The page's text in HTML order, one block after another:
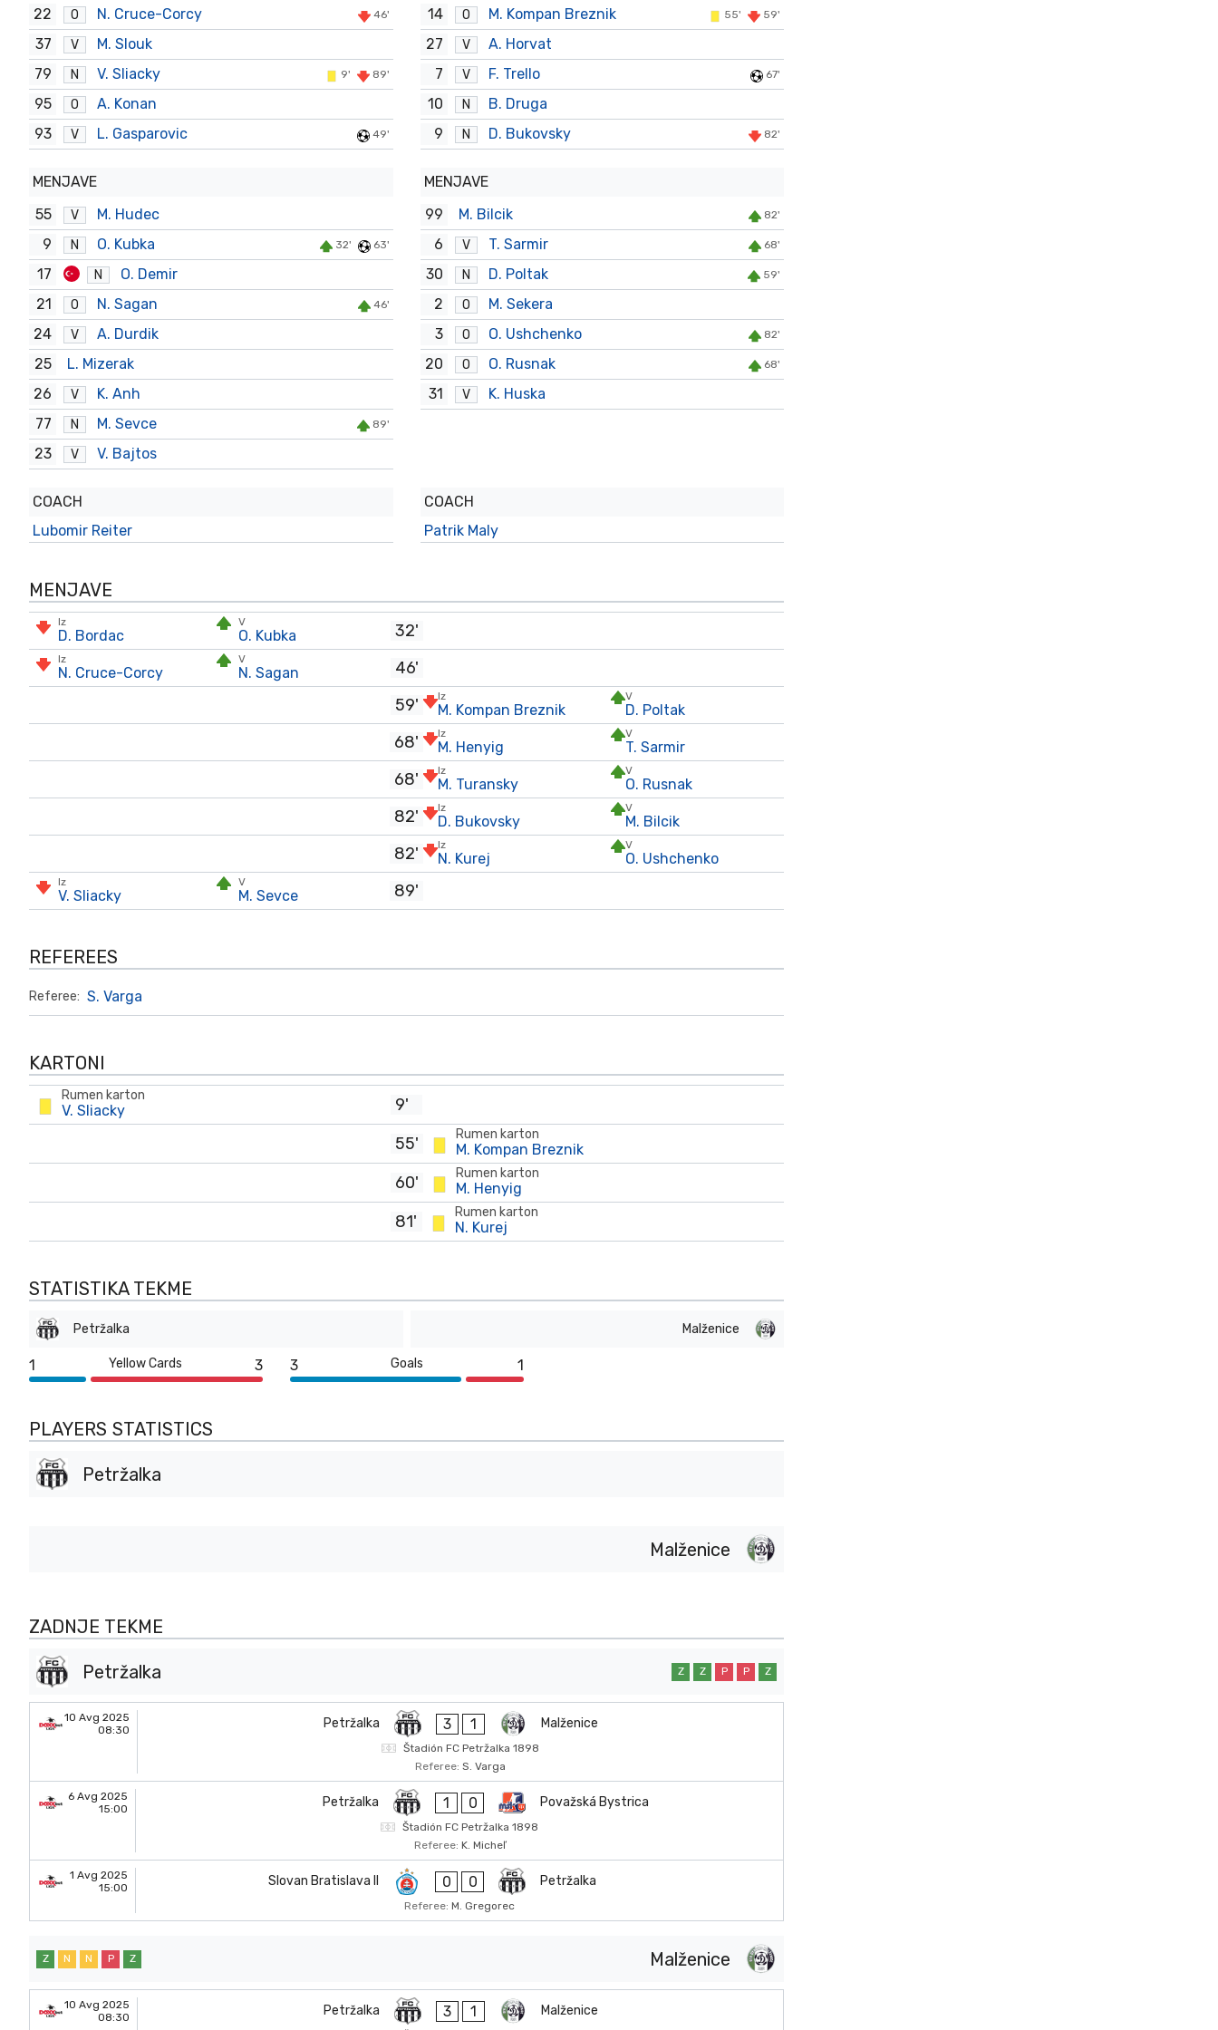
22
O N. Cruce-Corcy 46'
37 V
M. Slouk
79
N V. Sliacky 9' 89'
95 O
A. Konan
93
V L. Gasparovic 49'
MENJAVE
55
V
M. Hudec
9
N O. Kubka 32' 63'
17 N
O. Demir
21
O N. Sagan 46'
24 V
A. Durdik
25
L. Mizerak
26
V
K. Anh
77
N M. Sevce 89'
23 V V. Bajtos
COACH
Lubomir Reiter
14 O M. Kompan Breznik 55' 59'
27 V
A. Horvat
7
V F. Trello 67'
10 N
B. Druga
9
N D. Bukovsky 82'
MENJAVE
99
M. Bilcik 82'
6 V T. Sarmir 68'
30 N D. Poltak 59'
2 O
M. Sekera
3
O O. Ushchenko 82'
20 O O. Rusnak 68'
31 V K. Huska
COACH
Patrik Maly
MENJAVE
Iz
D. Bordac
V
O. Kubka 32'
Iz
N. Cruce-Corcy
V
N. Sagan
46'
59'
Iz
M. Kompan Breznik
V
D. Poltak
68' Iz
M. Henyig
V
T. Sarmir
68' Iz
M. Turansky
V
O. Rusnak
82' Iz
D. Bukovsky
V
M. Bilcik
82' Iz
N. Kurej
V
O. Ushchenko
Iz
V. Sliacky
V
M. Sevce 89'
REFEREES
Referee: S. Varga
KARTONI
Rumen karton
V. Sliacky
9'
55'
Rumen karton
M. Kompan Breznik
60' Rumen karton
M. Henyig
81' Rumen karton
N. Kurej
STATISTIKA TEKME
Petržalka Malženice
1 Yellow Cards 3 3 Goals 1
PLAYERS STATISTICS
Petržalka
Malženice
ZADNJE TEKME
Petržalka Z Z P P Z
10 Avg 2025
08:30
Petržalka 3 1 Malženice
Štadión FC Petržalka 1898
Referee:S. Varga
6 Avg 2025
15:00
Petržalka 1 0 Považská Bystrica
Štadión FC Petržalka 1898
Referee: K. Micheľ
1 Avg 2025
15:00
Slovan Bratislava II 0 0 Petržalka
Referee:M. Gregorec
Malženice
Z N N P Z
10 Avg 2025
08:30
Petržalka 3 1 Malženice